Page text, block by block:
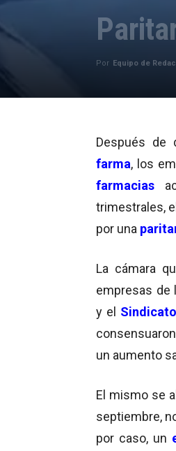
Por Equipo de
Después de
farma, los
farmacias
trimestrales,
por una
La cámara
empresas de
y el
un aumento
El mismo se
septiembre,
por caso, un